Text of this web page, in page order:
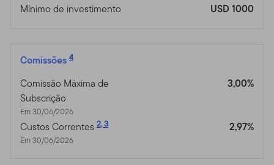
Mínimo de investimento
USD 1000
Comissões 4
Comissão Máxima de
Subscrição
Em 30/06/2026
3,00%
Custos Correntes 2,3
Em 30/06/2026
2,97%